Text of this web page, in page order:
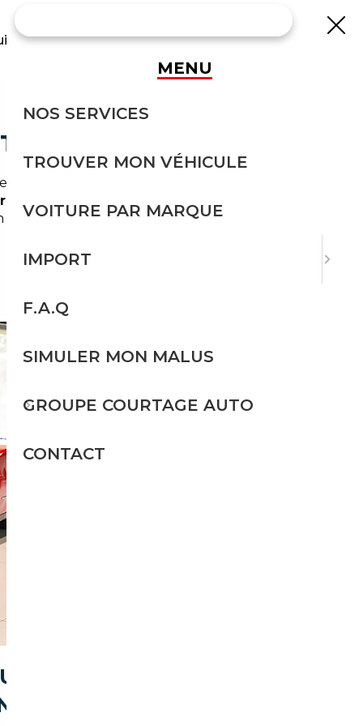
SÉCURITÉ
vers Paris, professionnels autour de
automobile Le Bourget
des formalités. Notre objectif : trouver
POUR ACHETER UNE
MENU
NOS SERVICES
TROUVER MON VÉHICULE
VOITURE PAR MARQUE
IMPORT
F.A.Q
SIMULER MON MALUS
GROUPE COURTAGE AUTO
CONTACT